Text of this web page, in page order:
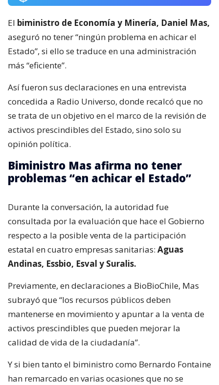
El biministro de Economía y Minería, Daniel Mas,
aseguró no tener “ningún problema en achicar el
Estado”, si ello se traduce en una administración
más “eficiente”.
Así fueron sus declaraciones en una entrevista
concedida a Radio Universo, donde recalcó que no
se trata de un objetivo en el marco de la revisión de
activos prescindibles del Estado, sino solo su
opinión política.
Biministro Mas afirma no tener
problemas “en achicar el Estado”
Durante la conversación, la autoridad fue
consultada por la evaluación que hace el Gobierno
respecto a la posible venta de la participación
estatal en cuatro empresas sanitarias: Aguas
Andinas, Essbio, Esval y Suralis.
Previamente, en declaraciones a BioBioChile, Mas
subrayó que “los recursos públicos deben
mantenerse en movimiento y apuntar a la venta de
activos prescindibles que pueden mejorar la
calidad de vida de la ciudadanía”.
Y si bien tanto el biministro como Bernardo Fontaine
han remarcado en varias ocasiones que no se